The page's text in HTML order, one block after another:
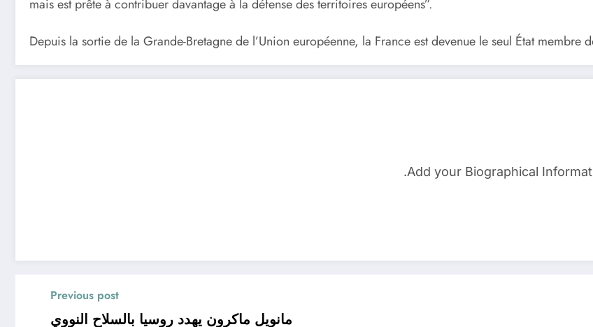
mais est prête à contribuer davantage à la défense des territoires européens”.
Depuis la sortie de la Grande-Bretagne de l’Union européenne, la France est devenue le seul État membre
Add your Biographical
Previous post
مانويل ماكرون يهدد روسيا بالسلاح النووي